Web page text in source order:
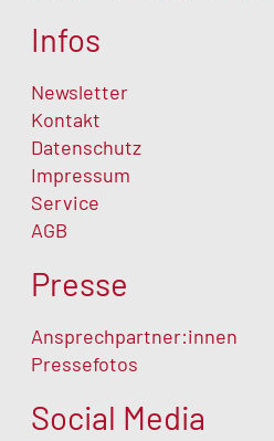
Infos
Newsletter
Kontakt
Datenschutz
Impressum
Service
AGB
Presse
Ansprechpartner:innen
Pressefotos
Social Media